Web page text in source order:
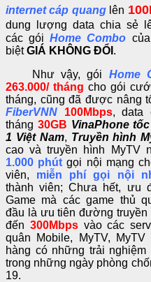
internet cáp quanglên
dung lượng data chia sẻ
các góiHome Combo
biệtGIÁ KHÔNG ĐỔI .
Như vậy, gói Home
263.000/ tháng cho gói
tháng, cũng đã được nâng
FiberVNN
100Mbps, data
tháng 30GB VinaPhone
1 Việt Nam, Truyền hình
cao và truyền hình MyTV
1.000 phút gọi nội mạng
viên, miễn phí gọi nội
thành viên; Chưa hết, ưu
Game mà các game thủ
đầu là ưu tiên đường truyền
đến 300Mbpsvào các
quân Mobile, MyTV,
hàng có những trải
trong những ngày phòng
19.